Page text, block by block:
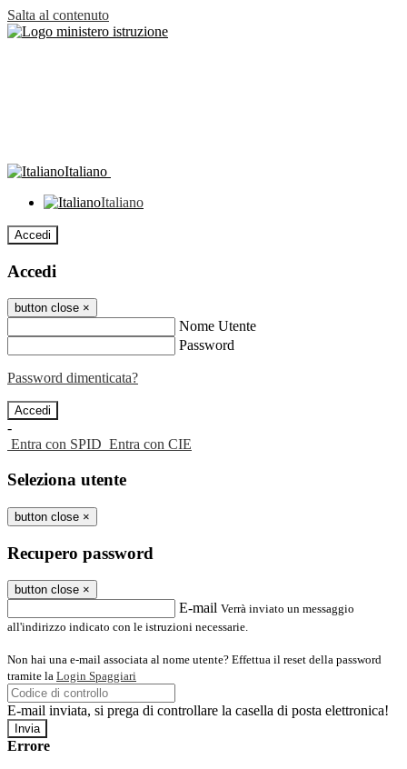
Salta al contenuto
Italiano
Italiano
Accedi
Accedi
button close ×
Nome Utente
Password
Password dimenticata?
-
Entra con SPID Entra con CIE
Seleziona utente
button close ×
Recupero password
button close ×
E-mail Verrà inviato un messaggio
all'indirizzo indicato con le istruzioni necessarie.
Non hai una e-mail associata al nome utente? Effettua il reset della password
tramite la Login Spaggiari
E-mail inviata, si prega di controllare la casella di posta elettronica!
Errore